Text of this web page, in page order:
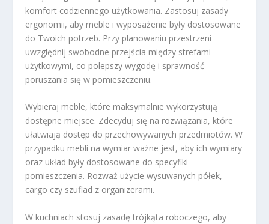
komfort codziennego użytkowania. Zastosuj zasady
ergonomii, aby meble i wyposażenie były dostosowane
do Twoich potrzeb. Przy planowaniu przestrzeni
uwzględnij swobodne przejścia między strefami
użytkowymi, co polepszy wygodę i sprawność
poruszania się w pomieszczeniu.
Wybieraj meble, które maksymalnie wykorzystują
dostępne miejsce. Zdecyduj się na rozwiązania, które
ułatwiają dostęp do przechowywanych przedmiotów. W
przypadku mebli na wymiar ważne jest, aby ich wymiary
oraz układ były dostosowane do specyfiki
pomieszczenia. Rozważ użycie wysuwanych półek,
cargo czy szuflad z organizerami.
W kuchniach stosuj zasadę trójkąta roboczego, aby